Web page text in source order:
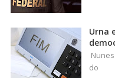
Urna
do